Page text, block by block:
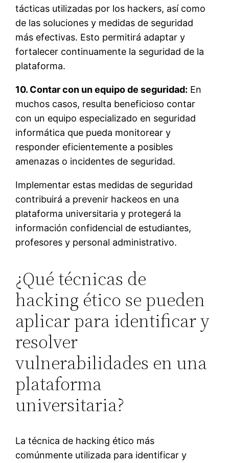
tácticas utilizadas por los hackers, así como
de las soluciones y medidas de seguridad
más efectivas. Esto permitirá adaptar y
fortalecer continuamente la seguridad de la
plataforma.
10. Contar con un equipo de seguridad: En
muchos casos, resulta beneficioso contar
con un equipo especializado en seguridad
informática que pueda monitorear y
responder eficientemente a posibles
amenazas o incidentes de seguridad.
Implementar estas medidas de seguridad
contribuirá a prevenir hackeos en una
plataforma universitaria y protegerá la
información confidencial de estudiantes,
profesores y personal administrativo.
¿Qué técnicas de
hacking ético se pueden
aplicar para identificar y
resolver
vulnerabilidades en una
plataforma
universitaria?
La técnica de hacking ético más
comúnmente utilizada para identificar y